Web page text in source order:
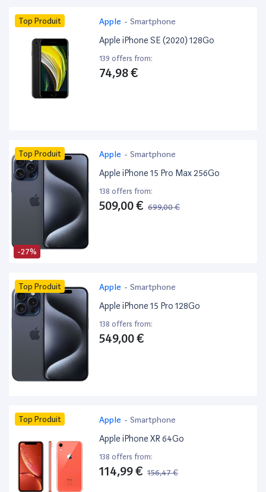
Top Produit Apple - Smartphone
Apple iPhone SE (2020) 128Go
139 offers from:
74,98 €
-27%
Top Produit Apple - Smartphone
Apple iPhone 15 Pro Max 256Go
138 offers from:
509,00 € 699,00 €
Top Produit Apple - Smartphone
Apple iPhone 15 Pro 128Go
138 offers from:
549,00 €
Top Produit Apple - Smartphone
Apple iPhone XR 64Go
138 offers from:
114,99 € 156,47 €